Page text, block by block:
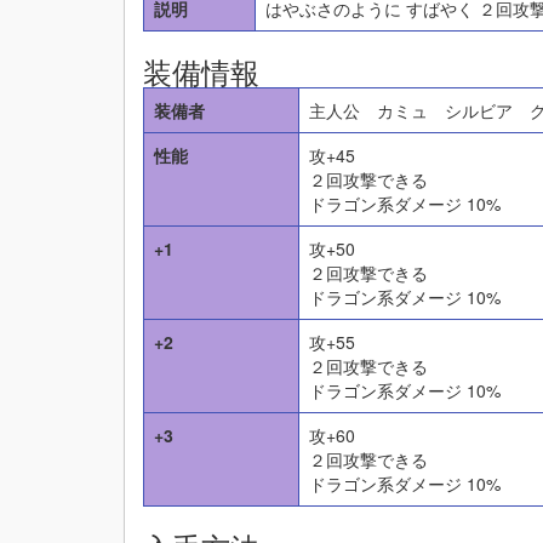
説明
はやぶさのように すばやく ２回攻
装備情報
装備者
主人公 カミュ シルビア
性能
攻+45
２回攻撃できる
ドラゴン系ダメージ 10%
+1
攻+50
２回攻撃できる
ドラゴン系ダメージ 10%
+2
攻+55
２回攻撃できる
ドラゴン系ダメージ 10%
+3
攻+60
２回攻撃できる
ドラゴン系ダメージ 10%